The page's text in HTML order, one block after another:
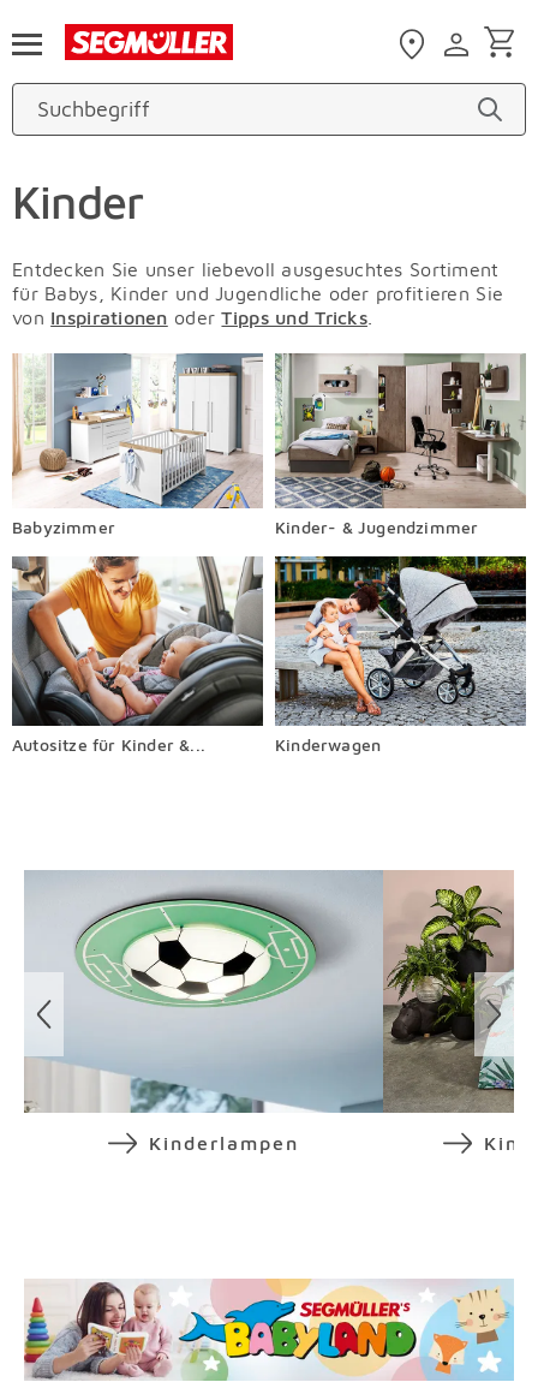
Kinder
Entdecken Sie unser liebevoll ausgesuchtes Sortiment
für Babys, Kinder und Jugendliche oder profitieren Sie
von Inspirationen oderTipps und Tricks.
Babyzimmer Kinder- & Jugendzimmer
Autositze für Kinder &... Kinderwagen
Kinderlampen